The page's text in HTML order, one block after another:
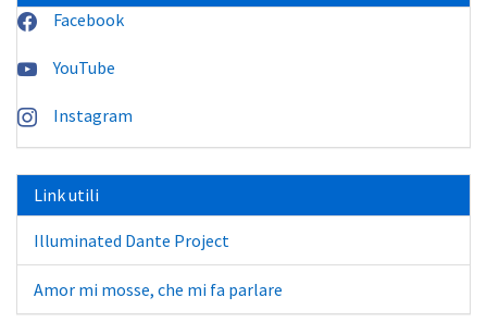
Facebook
YouTube
Instagram
Link utili
Illuminated Dante Project
Amor mi mosse, che mi fa parlare